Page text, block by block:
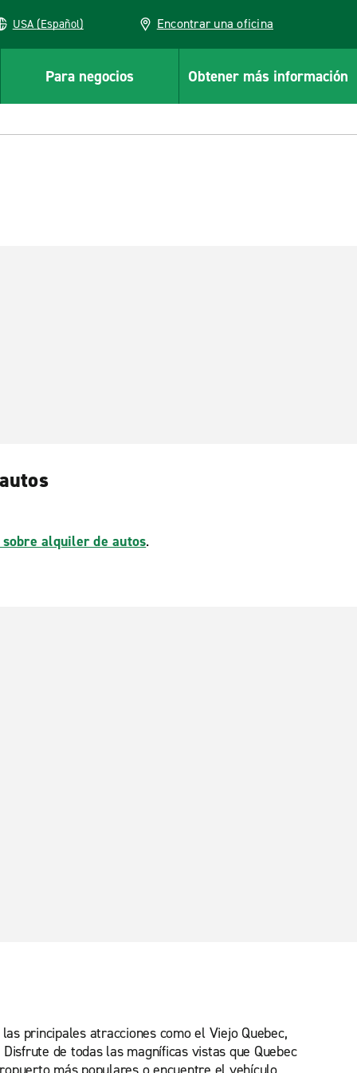
USA (Español) Encontrar una oficina
Para negocios Obtener más información
alquiler de autos.
principales atracciones como el Viejo Quebec,
de todas las magníficas vistas que Quebec